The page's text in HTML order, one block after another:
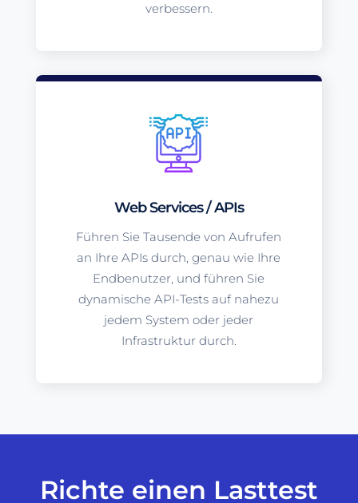
verbessern.
Web Services / APIs
Führen Sie Tausende von Aufrufen
an Ihre APIs durch, genau wie Ihre
Endbenutzer, und führen Sie
dynamische API-Tests auf nahezu
jedem System oder jeder
Infrastruktur durch.
Richte einen Lasttest